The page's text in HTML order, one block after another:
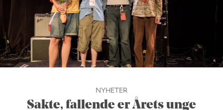
NYHETER
Sakte, fallende er Årets unge